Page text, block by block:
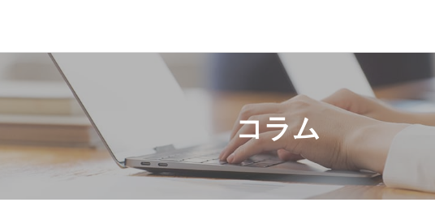
コラム